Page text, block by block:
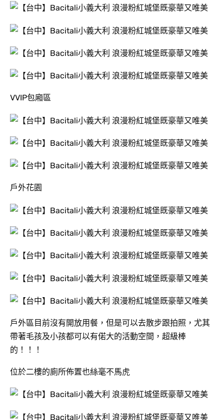
VVIP包廂區
戶外花園
戶外區目前沒有開放用餐，但是可以去散步跟拍照，尤其
帶著毛孩及小孩都可以有偌大的活動空間，超級棒
的！！！
位於二樓的廁所佈置也絲毫不馬虎